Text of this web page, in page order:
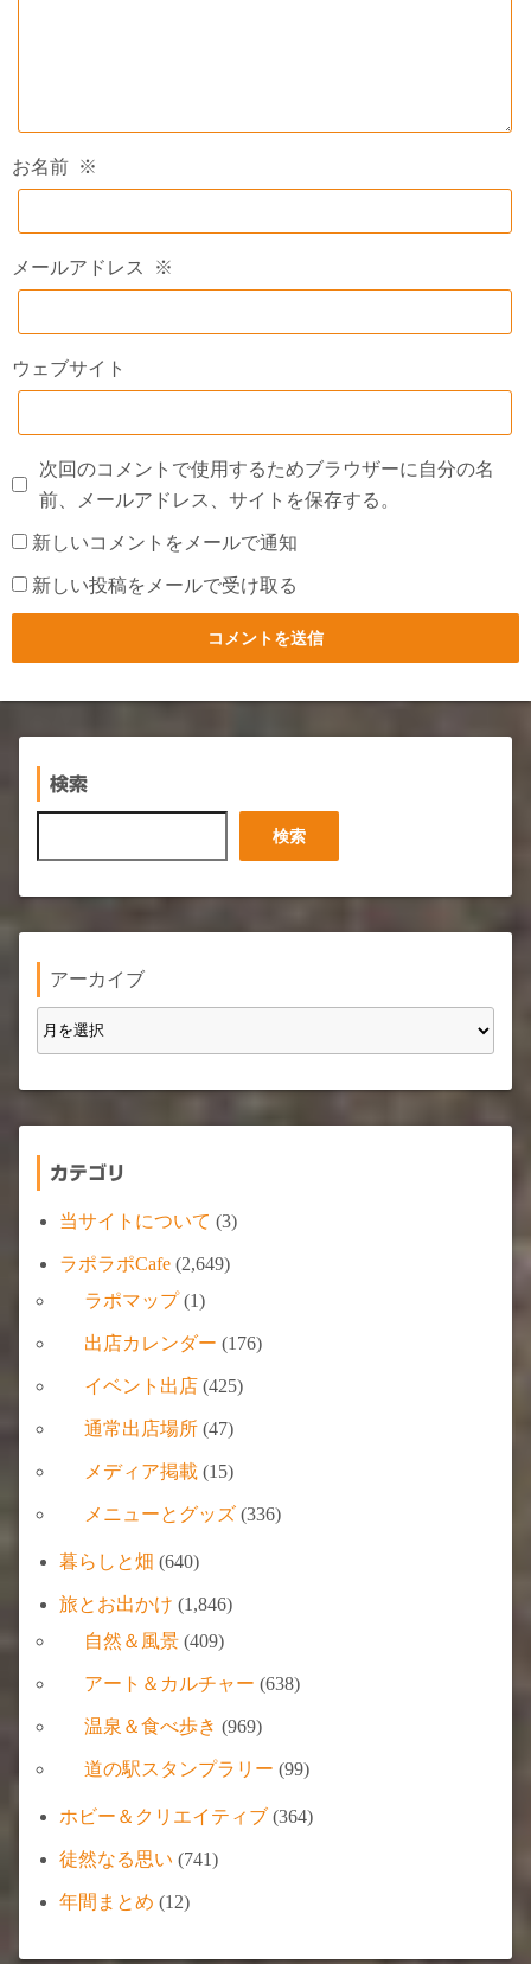
お名前 ※
メールアドレス ※
ウェブサイト
次回のコメントで使用するためブラウザーに自分の名
前、メールアドレス、サイトを保存する。
新しいコメントをメールで通知
新しい投稿をメールで受け取る
検索
索
検索
アーカイブ
カテゴリ
当サイトについて (3)
ラポラポCafe (2,649)
ラポマップ(1)
出店カレンダー (176)
イベント出店 (425)
通常出店場所 (47)
メディア掲載 (15)
メニューとグッズ (336)
暮らしと畑 (640)
旅とお出かけ (1,846)
自然＆風景 (409)
アート＆カルチャー (638)
温泉＆食べ歩き (969)
道の駅スタンプラリー (99)
ホビー＆クリエイティブ (364)
徒然なる思い (741)
年間まとめ (12)